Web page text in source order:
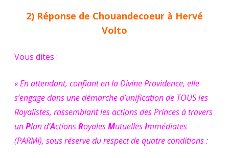
2) Réponse de Chouandecoeur à Hervé
Volto
Vous dites :
« En attendant, confiant en la Divine Providence, elle
s’engage dans une démarche d’unification de TOUS les
Royalistes, rassemblant les actions des Princes à travers
unPlan d’ActionsRoyalesMutuellesImmédiates
(PARMI), sous réserve du respect de quatre conditions :